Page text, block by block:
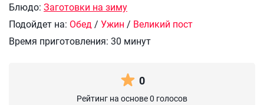
Блюдо: Заготовки на зиму
Подойдет на: Обед/ Ужин / Великий пост
Время приготовления: 30 минут
0
Рейтинг на основе 0 голосов